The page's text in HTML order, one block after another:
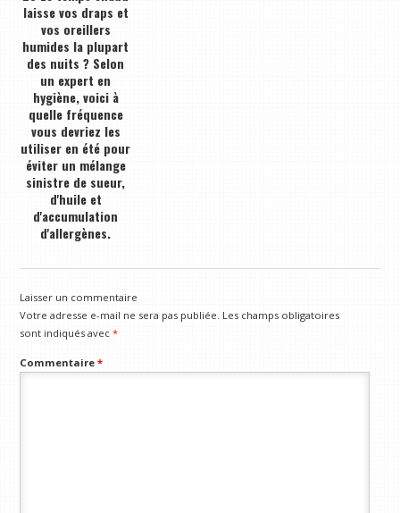
laisse vos draps et
vos oreillers
humides la plupart
des nuits ? Selon
un expert en
hygiène, voici à
quelle fréquence
vous devriez les
utiliser en été pour
éviter un mélange
sinistre de sueur,
d'huile et
d'accumulation
d'allergènes.
Laisser un commentaire
Votre adresse e-mail ne sera pas publiée. Les champs obligatoires
sont indiqués avec*
Commentaire*